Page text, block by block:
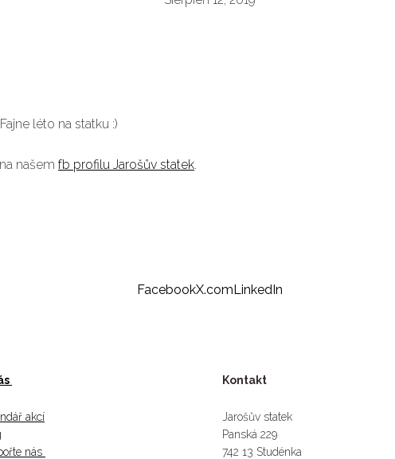
léto na statku :)
našem fb profilu Jarošův statek.
FacebookX.comLinkedIn
akcí
nás
Kontakt
Jarošův statek
Panská 229
742 13 Studénka